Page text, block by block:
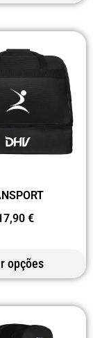
€
opções